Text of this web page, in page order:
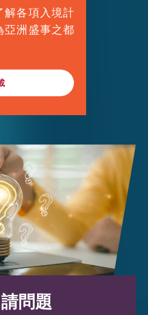
解各項入境計
亞洲盛事之都
問題